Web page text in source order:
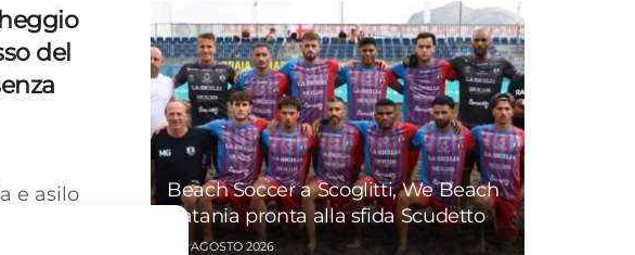
del
e asilo
Beach Soccer a Scoglitti, We Beach
Catania pronta alla sfida Scudetto
6 AGOSTO 2026